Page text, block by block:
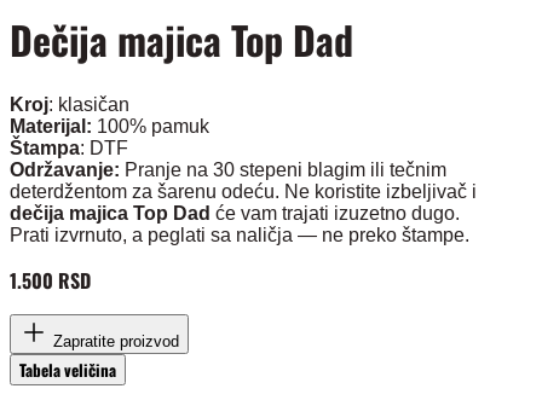
Dečija majica Top Dad
Kroj: klasičan
Materijal: 100% pamuk
Štampa: DTF
Održavanje: Pranje na 30 stepeni blagim ili tečnim
deterdžentom za šarenu odeću. Ne koristite izbeljivač i
dečija majica Top Dad će vam trajati izuzetno dugo.
Prati izvrnuto, a peglati sa naličja — ne preko štampe.
1.500 RSD
Zapratite proizvod
Tabela veličina